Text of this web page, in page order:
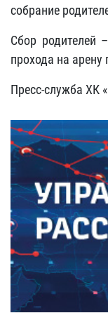
собрание
Сбор родителей
прохода на арену
Пресс-служба ХК